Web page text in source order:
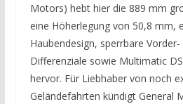
Motors) hebt hier die 889 mm
eine Höherlegung von 50,8 mm,
Haubendesign, sperrbare
Differenziale sowie Multimatic
hervor. Für Liebhaber von noch
Geländefahrten kündigt General